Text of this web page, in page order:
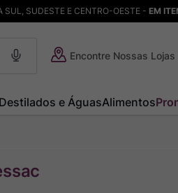
SUDESTE E CENTRO-OESTE - EM
Encontre Nossas Lojas
Destilados e ÁguasAlimentos